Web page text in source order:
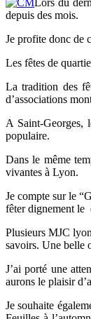
depuis des mois.
Je profite donc de
Les fêtes de
La tradition des
d’associations
A Saint-Georges,
populaire.
Dans le même
vivantes à Lyon.
Je compte sur le
fêter dignement le
Plusieurs MJC
savoirs. Une belle
J’ai porté une
aurons le plaisir
Je souhaite